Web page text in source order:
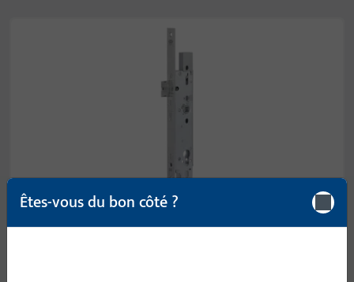
Serrures à accouplement électrique
Êtes-vous du bon côté ?